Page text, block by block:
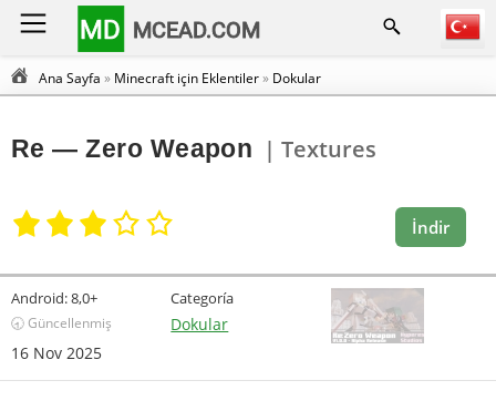
MD MCEAD.COM
Ana Sayfa » Minecraft için Eklentiler» Dokular
Re — Zero Weapon | Textures
İndir
Android:8,0+
🕣 Güncellenmiş
16 Nov 2025
Categoría
Dokular